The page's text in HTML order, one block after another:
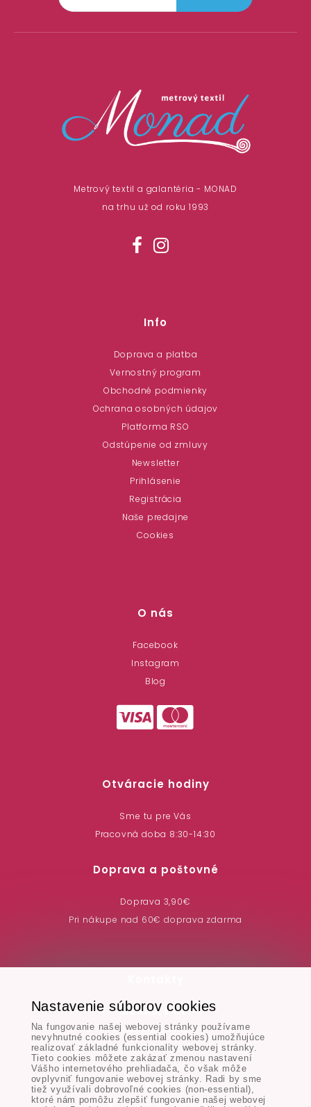
Metrový textil a galantéria - MONAD
na trhu už od roku 1993
Info
Doprava a platba
Vernostný program
Obchodné podmienky
Ochrana osobných údajov
Platforma RSO
Odstúpenie od zmluvy
Newsletter
Prihlásenie
Registrácia
Naše predajne
Cookies
O nás
Facebook
Instagram
Blog
Otváracie hodiny
Sme tu pre Vás
Pracovná doba 8:30-14:30
Doprava a poštovné
Doprava 3,90€
Pri nákupe nad 60€ doprava zdarma
MONAD, s.r.o.
Hodská 345/3,
924 01 Galanta
Tel. & Email:
Nastavenie súborov cookies
Na fungovanie našej webovej stránky používame
nevyhnutné cookies (essential cookies) umožňujúce
realizovať základné funkcionality webovej stránky.
Tieto cookies môžete zakázať zmenou nastavení
Vášho internetového prehliadača, čo však môže
ovplyvniť fungovanie webovej stránky. Radi by sme
tiež využívali dobrovoľné cookies (non-essential),
ktoré nám pomôžu zlepšiť fungovanie našej webovej